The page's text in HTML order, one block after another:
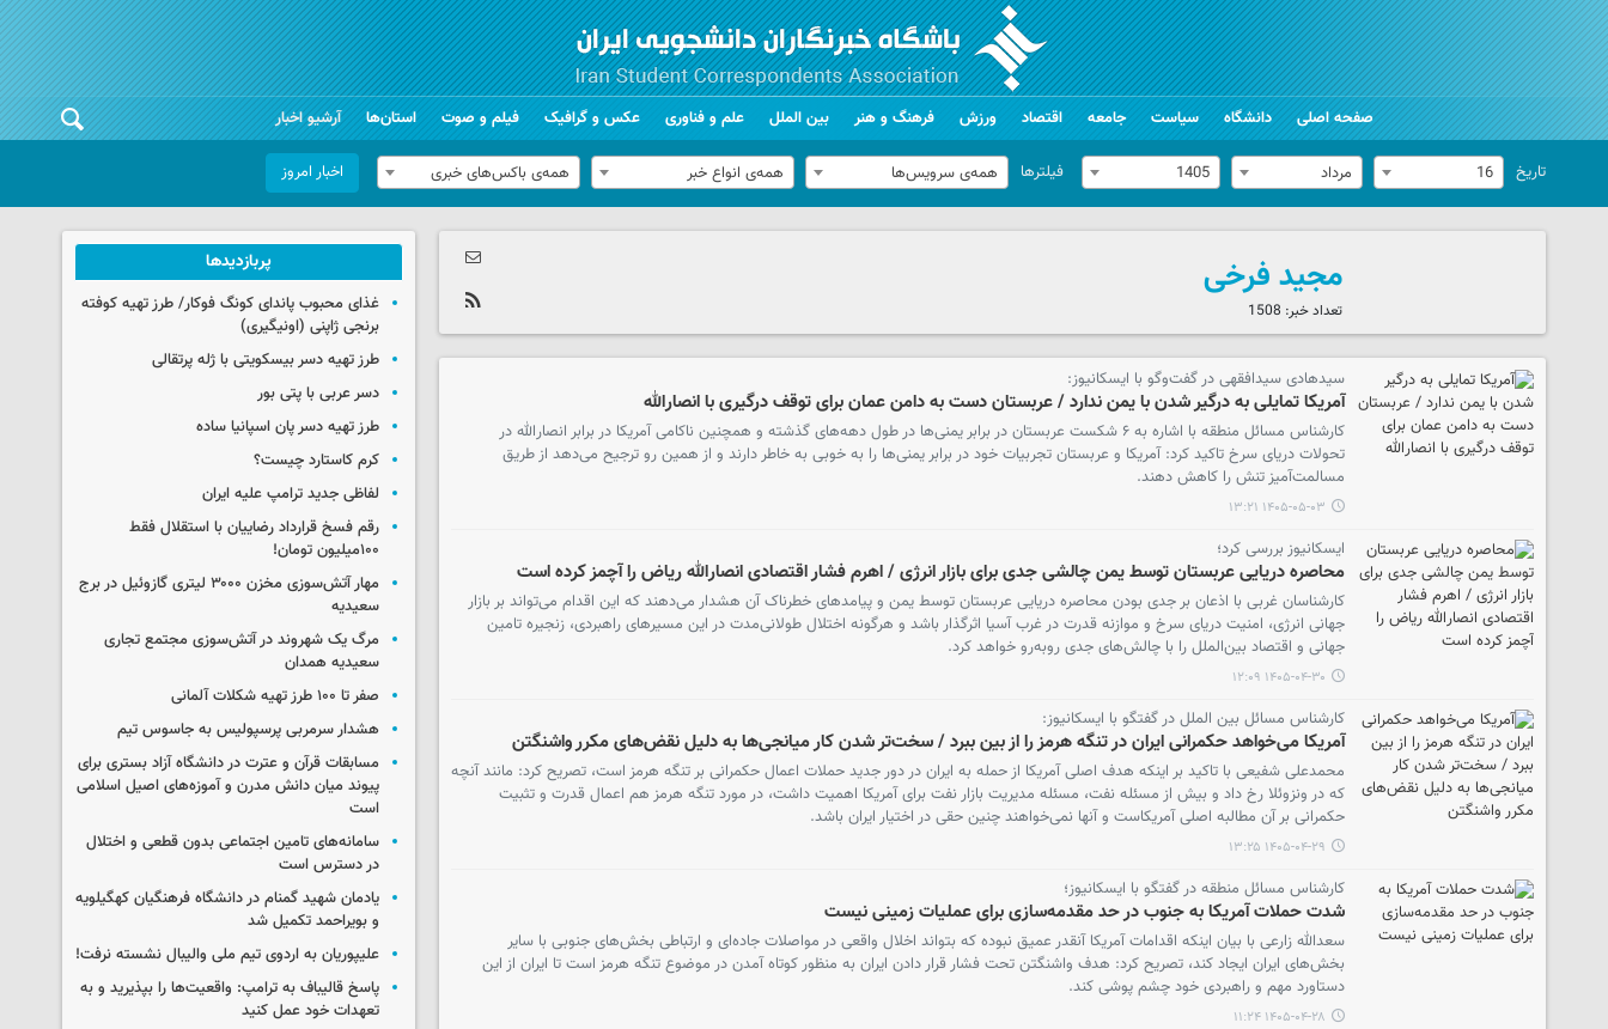
صفحه اصلی دانشگاه سیاست جامعه اقتصاد ورزش فرهنگ و هنر بین الملل علم و فناوری عکس و گرافیک فیلم و صوت استان‌ها آرشیو اخبار
تاریخ 16 مرداد 1405 فیلترها همه‌ی سرویس‌ها همه‌ی انواع خبر همه‌ی باکس‌های خبری اخبار امروز
مجید فرخی
تعداد خبر 1508
سیدهادی سیدافقهی در گفت‌وگو با ایسکانیوز:
آمریکا تمایلی به درگیر شدن با یمن ندارد / عربستان دست به دامن عمان برای توقف درگیری با انصارالله
کارشناس مسائل منطقه با اشاره به ۶ شکست عربستان در برابر یمنی‌ها در طول دهه‌های گذشته و همچنین ناکامی آمریکا در برابر انصارالله در
تحولات دریای سرخ تاکید کرد: آمریکا و عربستان تجربیات خود در برابر یمنی‌ها را به خوبی به خاطر دارند و از همین رو ترجیح می‌دهد از طریق
مسالمت‌آمیز تنش را کاهش دهند.
۱۴۰۵-۰۵-۰۳ ۱۳:۲۱
ایسکانیوز بررسی کرد؛
محاصره دریایی عربستان توسط یمن چالشی جدی برای بازار انرژی / اهرم فشار اقتصادی انصارالله ریاض را آچمز کرده است
کارشناسان غربی با اذعان بر جدی بودن محاصره دریایی عربستان توسط یمن و پیامدهای خطرناک آن هشدار می‌دهند که این اقدام می‌تواند بر بازار
جهانی انرژی، امنیت دریای سرخ و موازنه قدرت در غرب آسیا اثرگذار باشد و هرگونه اختلال طولانی‌مدت در این مسیرهای راهبردی، زنجیره تامین
جهانی و اقتصاد بین‌الملل را با چالش‌های جدی روبه‌رو خواهد کرد.
۱۴۰۵-۰۴-۳۰ ۱۲:۰۹
کارشناس مسائل بین الملل در گفتگو با ایسکانیوز:
آمریکا می‌خواهد حکمرانی ایران در تنگه هرمز را از بین ببرد / سخت‌تر شدن کار میانجی‌ها به دلیل نقض‌های مکرر واشنگتن
محمدعلی شفیعی با تاکید بر اینکه هدف اصلی آمریکا از حمله به ایران در دور جدید حملات اعمال حکمرانی بر تنگه هرمز است، تصریح کرد: مانند آنچه
که در ونزوئلا رخ داد و بیش از مسئله نفت، مسئله مدیریت بازار نفت برای آمریکا اهمیت داشت، در مورد تنگه هرمز هم اعمال قدرت و تثبیت
حکمرانی بر آن مطالبه اصلی آمریکاست و آنها نمی‌خواهند چنین حقی در اختیار ایران باشد.
۱۴۰۵-۰۴-۲۹ ۱۳:۲۵
کارشناس مسائل منطقه در گفتگو با ایسکانیوز؛
شدت حملات آمریکا به جنوب در حد مقدمه‌سازی برای عملیات زمینی نیست
سعدالله زارعی با بیان اینکه اقدامات آمریکا آنقدر عمیق نبوده که بتواند اخلال واقعی در مواصلات جاده‌ای و ارتباطی بخش‌های جنوبی با سایر
بخش‌های ایران ایجاد کند، تصریح کرد: هدف واشنگتن تحت فشار قرار دادن ایران به منظور کوتاه آمدن در موضوع تنگه هرمز است تا ایران از این
دستاورد مهم و راهبردی خود چشم پوشی کند.
۱۴۰۵-۰۴-۲۸ ۱۱:۲۴
پربازدیدها
غذای محبوب پاندای کونگ فوکار/ طرز تهیه کوفته
برنجی ژاپنی (اونیگیری)
طرز تهیه دسر بیسکویتی با ژله پرتقالی
دسر عربی با پتی بور
طرز تهیه دسر پان اسپانیا ساده
کرم کاستارد چیست؟
لفاظی جدید ترامپ علیه ایران
رقم فسخ قرارداد رضاییان با استقلال فقط
۱۰۰میلیون تومان!
مهار آتش‌سوزی مخزن ۳۰۰۰ لیتری گازوئیل در برج
سعیدیه
مرگ یک شهروند در آتش‌سوزی مجتمع تجاری
سعیدیه همدان
صفر تا ۱۰۰ طرز تهیه شکلات آلمانی
هشدار سرمربی پرسپولیس به جاسوس تیم
مسابقات قرآن و عترت در دانشگاه آزاد بستری برای
پیوند میان دانش مدرن و آموزه‌های اصیل اسلامی
است
سامانه‌های تامین اجتماعی بدون قطعی و اختلال
در دسترس است
یادمان شهید گمنام در دانشگاه فرهنگیان کهگیلویه
و بویراحمد تکمیل شد
علیپوریان به اردوی تیم ملی والیبال نشسته نرفت!
پاسخ قالیباف به ترامپ: واقعیت‌ها را بپذیرید و به
تعهدات خود عمل کنید